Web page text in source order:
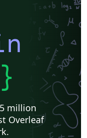
million
Overleaf